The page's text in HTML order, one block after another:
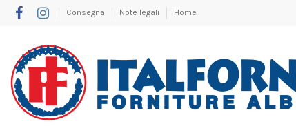
Consegna Note legali Home